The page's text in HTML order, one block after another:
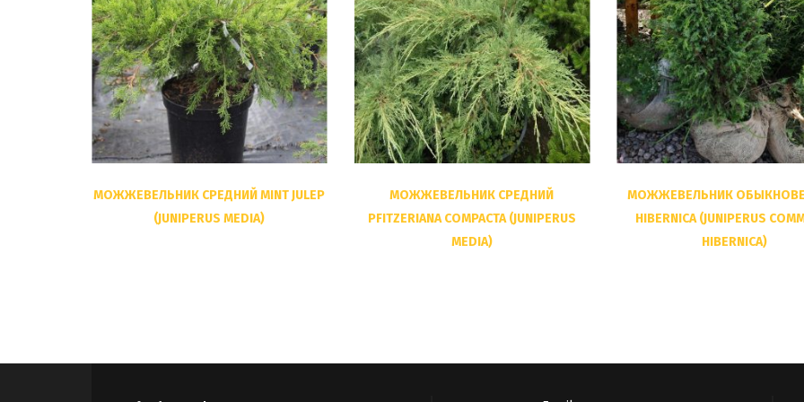
МОЖЖЕВЕЛЬНИК СРЕДНИЙ MINT JULEP
(JUNIPERUS MEDIA)
МОЖЖЕВЕЛЬНИК СРЕДНИЙ
PFITZERIANA COMPACTA (JUNIPERUS
MEDIA)
МОЖЖЕВЕЛЬНИК
HIBERNICA (JUNIPERUS
HIBERNICA)